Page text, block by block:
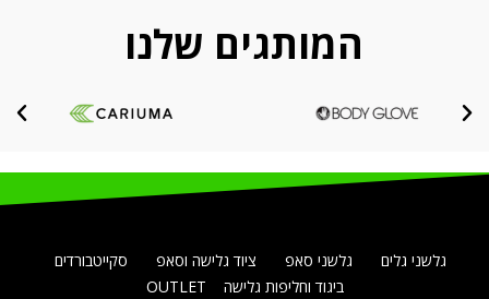
המותגים שלנו
גלשני גלים גלשני סאפ ציוד גלישה וסאפ
סקייטבורדים
ביגוד וחליפות גלישה
OUTLET